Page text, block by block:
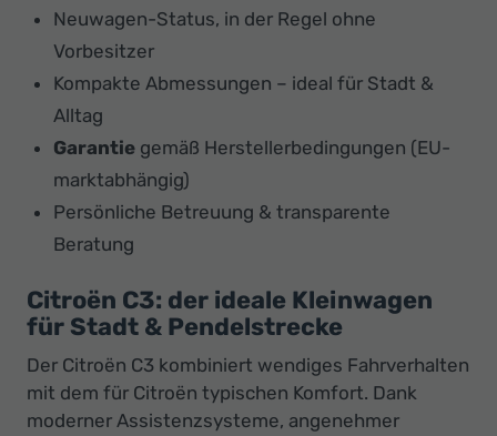
Neuwagen-Status, in der Regel ohne
Vorbesitzer
Kompakte Abmessungen – ideal für Stadt &
Alltag
Garantie gemäß Herstellerbedingungen (EU-
marktabhängig)
Persönliche Betreuung & transparente
Beratung
Citroën C3: der ideale Kleinwagen
für Stadt & Pendelstrecke
Der Citroën C3 kombiniert wendiges Fahrverhalten
mit dem für Citroën typischen Komfort. Dank
moderner Assistenzsysteme, angenehmer